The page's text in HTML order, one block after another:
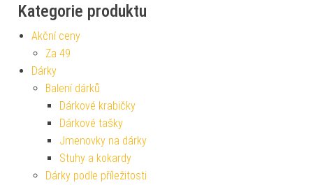
Kategorie produktu
Akční ceny
Za 49
Dárky
Balení dárků
Dárkové krabičky
Dárkové tašky
Jmenovky na dárky
Stuhy a kokardy
Dárky podle příležitosti